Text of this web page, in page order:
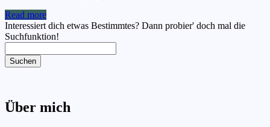
Read more
Interessiert dich etwas Bestimmtes? Dann probier' doch mal die
Suchfunktion!
Suchen
Über mich